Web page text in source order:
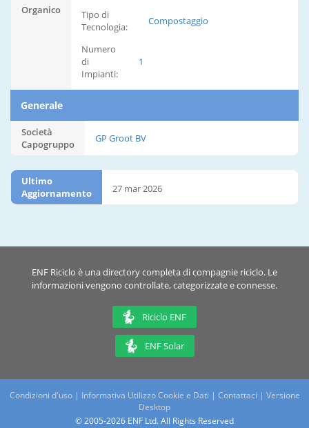
Organico
Tipo di
Tecnologia:
Compostaggio
Numero
di
Impianti:
1
Generale
Società
Capogruppo
GP Groot BV
Ultimo
Aggiornamento
27 mar 2026
ENF Riciclo è una directory completa di compagnie riciclo. Le
informazioni vengono controllate, categorizzate e connesse.
Riciclo ENF
ENF Solar
Condizioni d'uso| Informativa Utilizzo Cookie e Dati | Contattaci | Versione
Desktop
© 2005-2026 ENF Ltd. All Rights Reserved